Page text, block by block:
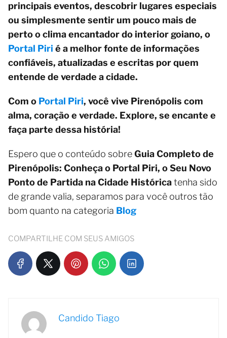
principais eventos, descobrir lugares especiais
ou simplesmente sentir um pouco mais de
perto o clima encantador do interior goiano, o
Portal Piri é a melhor fonte de informações
confiáveis, atualizadas e escritas por quem
entende de verdade a cidade.
Com o Portal Piri, você vive Pirenópolis com
alma, coração e verdade. Explore, se encante e
faça parte dessa história!
Espero que o conteúdo sobreGuia Completo de
Pirenópolis: Conheça o Portal Piri, o Seu Novo
Ponto de Partida na Cidade Históricatenha sido
de grande valia, separamos para você outros tão
bom quanto na categoria Blog
COMPARTILHE COM SEUS AMIGOS
Candido Tiago